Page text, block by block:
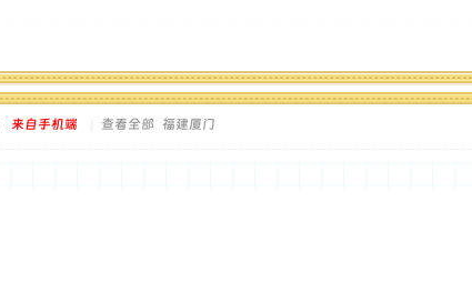
来自手机端 查看全部 福建厦门